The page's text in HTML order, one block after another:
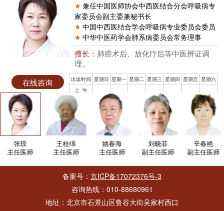
★ 兼任中国医师协会中西医结合分会呼吸病专
家委员会副主委兼秘书长
★ 中国中西医结合学会呼吸病专业委员会委员
★ 中华中医药学会肺系病委员会常务理事
擅长： 肺癌术后、放化疗后等中医辨证调
理。
在线咨询
预约挂号
出诊时间 星期日 星期一 星期二 星期三 星期四 星期五 星期六
上 午
下 午
张琼
主任医师
王桂绵
主任医师
姚春海
主任医师
刘晓菲
副主任医师
辛春艳
副主任医师
备案号： 京ICP备17072376号-3
咨询热线：010-88680961
地址：北京市石景山区鲁谷大街吴家村西口